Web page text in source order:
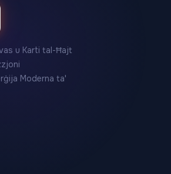
u Karti tal-Ħajt
Moderna ta'